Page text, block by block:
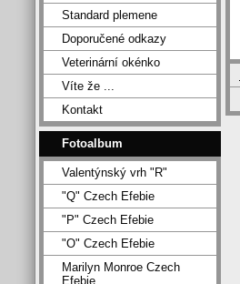
Standard plemene
Doporučené odkazy
Veterinární okénko
Víte že ...
Kontakt
Fotoalbum
Valentýnský vrh "R"
"Q" Czech Efebie
"P" Czech Efebie
"O" Czech Efebie
Marilyn Monroe Czech
Efebie